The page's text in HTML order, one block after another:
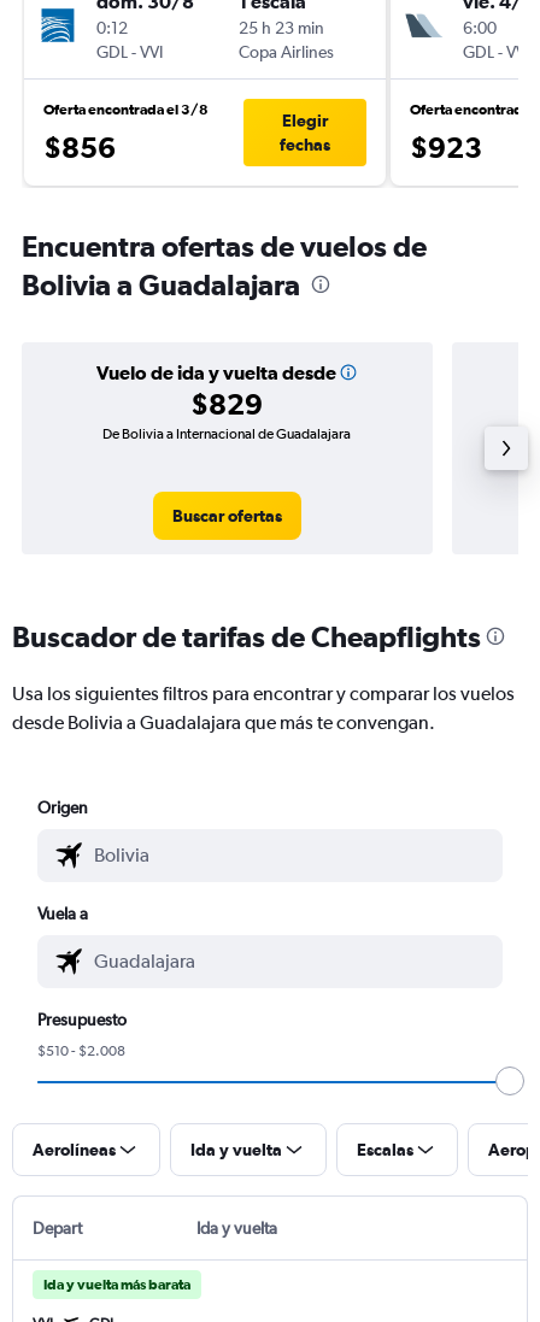
0:12
GDL -VVI
25 h 23 min
Copa Airlines
Oferta encontrada el 3/8
$856
Elegir
fechas
6:00
GDL -VVI
Oferta encontrada
$923
Encuentra ofertas de vuelos de
Bolivia a Guadalajara
Vuelo de ida y vuelta desde
$829
De Bolivia a Internacional de Guadalajara
Buscar ofertas
Buscador de tarifas de Cheapflights
Usa los siguientes filtros para encontrar y comparar los vuelos
desde Bolivia a Guadalajara que más te convengan.
Origen
Vuela a
Presupuesto
$510 - $2.008
Aerolíneas Ida y vuelta Escalas
Depart Ida y vuelta
Ida y vuelta más barata